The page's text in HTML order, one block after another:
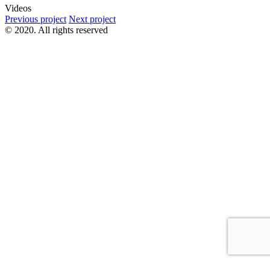
Videos
Previous project Next project
© 2020. All rights reserved